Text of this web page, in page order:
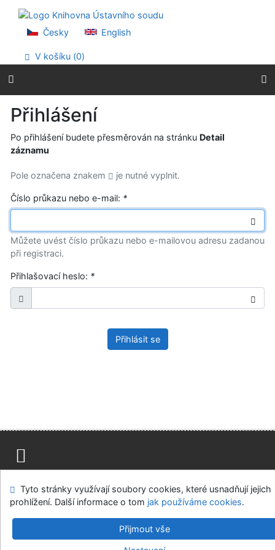
Přejít na menu
Prohlášení o webové přístupnosti
Česky English
V košíku (0)
Přihlášení
Po přihlášení budete přesměrován na stránku Detail
záznamu
Pole označena znakem je nutné vyplnit.
Číslo průkazu nebo e-mail: *
Můžete uvést číslo průkazu nebo e-mailovou adresu zadanou
při registraci.
Přihlašovací heslo: *
Přihlásit se
Modul OpenSearch
Napište nám Nastavení cookies
Ústavní soud, IČO: 48513687, se sídlem Joštova 625/8,
Tyto stránky využívají soubory cookies, které usnadňují jejich
prohlížení. Další informace o tom jak používáme cookies.
Přijmout vše